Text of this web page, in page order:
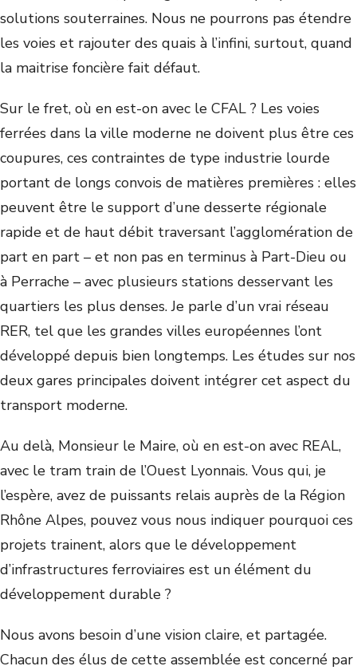
solutions souterraines. Nous ne pourrons pas étendre
les voies et rajouter des quais à l’infini, surtout, quand
la maitrise foncière fait défaut.
Sur le fret, où en est-on avec le CFAL ? Les voies
ferrées dans la ville moderne ne doivent plus être ces
coupures, ces contraintes de type industrie lourde
portant de longs convois de matières premières : elles
peuvent être le support d’une desserte régionale
rapide et de haut débit traversant l’agglomération de
part en part – et non pas en terminus à Part-Dieu ou
à Perrache – avec plusieurs stations desservant les
quartiers les plus denses. Je parle d’un vrai réseau
RER, tel que les grandes villes européennes l’ont
développé depuis bien longtemps. Les études sur nos
deux gares principales doivent intégrer cet aspect du
transport moderne.
Au delà, Monsieur le Maire, où en est-on avec REAL,
avec le tram train de l’Ouest Lyonnais. Vous qui, je
l’espère, avez de puissants relais auprès de la Région
Rhône Alpes, pouvez vous nous indiquer pourquoi ces
projets trainent, alors que le développement
d’infrastructures ferroviaires est un élément du
développement durable ?
Nous avons besoin d’une vision claire, et partagée.
Chacun des élus de cette assemblée est concerné par